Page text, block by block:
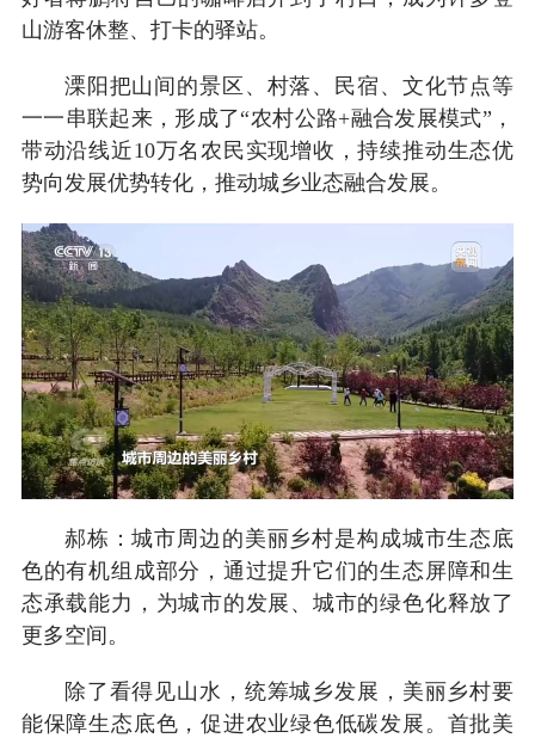
山游客休整、打卡的驿站。
溧阳把山间的景区、村落、民宿、文化节点等
一一串联起来，形成了“农村公路+融合发展模式”，
带动沿线近10万名农民实现增收，持续推动生态优
势向发展优势转化，推动城乡业态融合发展。
郝栋：城市周边的美丽乡村是构成城市生态底
色的有机组成部分，通过提升它们的生态屏障和生
态承载能力，为城市的发展、城市的绿色化释放了
更多空间。
除了看得见山水，统筹城乡发展，美丽乡村要
能保障生态底色，促进农业绿色低碳发展。首批美